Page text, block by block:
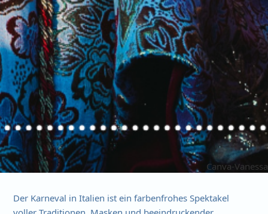
Canva-Vanessa
Der Karneval in Italien ist ein farbenfrohes Spektakel